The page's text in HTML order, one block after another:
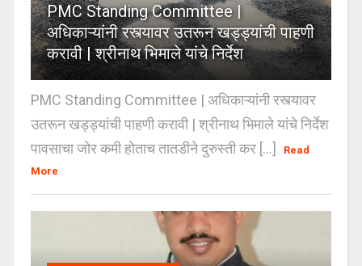
PMC Standing Committee |
अधिकाऱ्यांनी रस्त्यावर उतरून खड्ड्यांची पाहणी
करावी | श्रीनाथ भिमाले यांचे निर्देश
PMC Standing Committee | अधिकाऱ्यांनी रस्त्यावर
उतरून खड्ड्यांची पाहणी करावी | श्रीनाथ भिमाले यांचे निर्देश
पावसाचा जोर कमी होताच तातडीने दुरुस्ती कर [...]
Read
More